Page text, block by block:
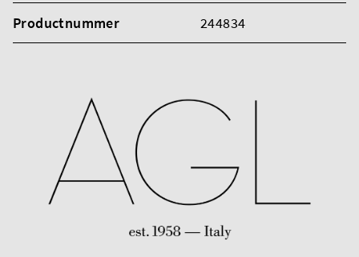
Productnummer 244834